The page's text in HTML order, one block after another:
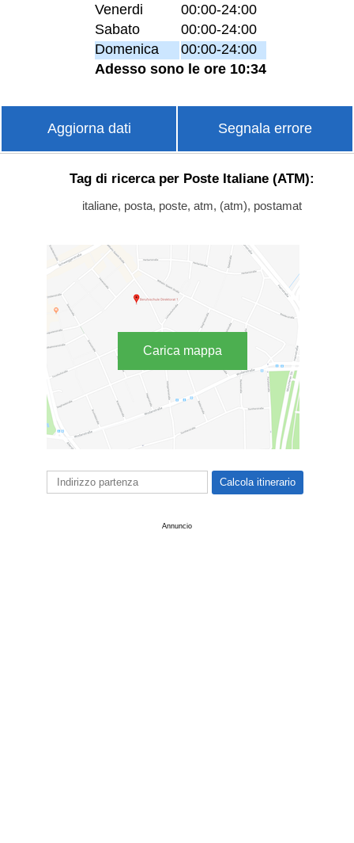
Venerdi
00:00-24:00
Sabato
00:00-24:00
Domenica
00:00-24:00
Adesso sono le ore 10:34
Aggiorna dati Segnala errore
Tag di ricerca per Poste Italiane (ATM):
italiane, posta, poste, atm, (atm), postamat
Carica mappa
Annuncio